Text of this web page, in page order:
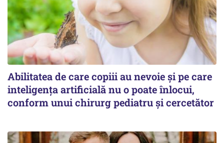
Abilitatea de care copiii au nevoie și pe care
inteligența artificială nu o poate înlocui,
conform unui chirurg pediatru și cercetător